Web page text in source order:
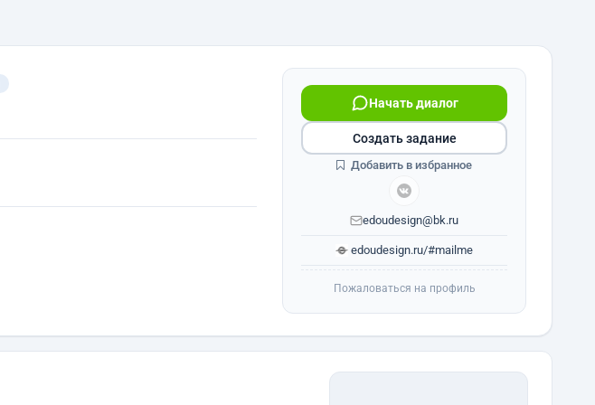
Начать диалог
edoudesign@bk.ru
edoudesign.ru/#mailme
Создать задание
Добавить в избранное
Пожаловаться на профиль